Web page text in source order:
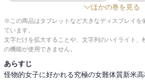
ほかの巻を見る
※この商品はタブレットなど大きなディスプレイを
ています。
文字だけを拡大することや、文字列のハイライト、
の機能が使用できません。
あらすじ
怪物的女子に好かれる究極の女難体質新米